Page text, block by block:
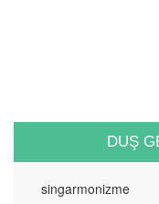
DUŞ
singarmonizme